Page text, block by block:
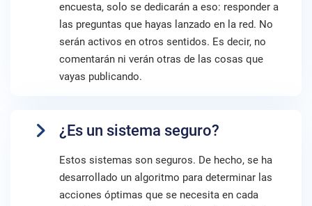
encuesta, solo se dedicarán a eso: responder a
las preguntas que hayas lanzado en la red. No
serán activos en otros sentidos. Es decir, no
comentarán ni verán otras de las cosas que
vayas publicando.
¿Es un sistema seguro?
Estos sistemas son seguros. De hecho, se ha
desarrollado un algoritmo para determinar las
acciones óptimas que se necesita en cada